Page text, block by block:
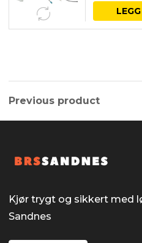
Previous product
Kjør trygt og sikkert med
Sandnes